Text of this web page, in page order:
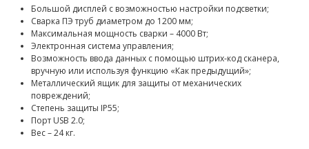
Большой дисплей с возможностью настройки подсветки;
Сварка ПЭ труб диаметром до 1200 мм;
Максимальная мощность сварки – 4000 Вт;
Электронная система управления;
Возможность ввода данных с помощью штрих-код сканера,
вручную или используя функцию «Как предыдущий»;
Металлический ящик для защиты от механических
повреждений;
Степень защиты IP55;
Порт USB 2.0;
Вес – 24 кг.